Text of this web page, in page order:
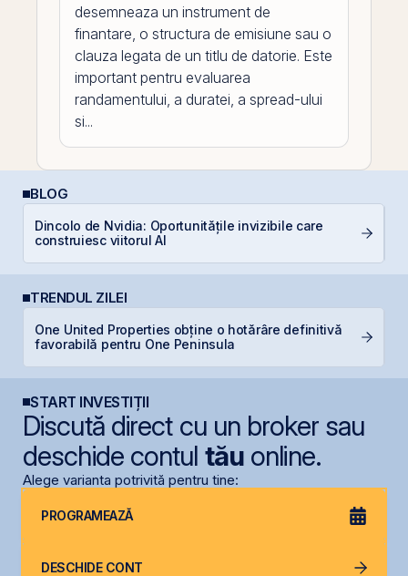
desemneaza un instrument de
finantare, o structura de emisiune sau o
clauza legata de un titlu de datorie. Este
important pentru evaluarea
randamentului, a duratei, a spread-ului
si...
BLOG
Dincolo de Nvidia: Oportunitățile invizibile care
construiesc viitorul AI
TRENDUL ZILEI
One United Properties obține o hotărâre definitivă
favorabilă pentru One Peninsula
START INVESTIȚII
Discută direct cu un broker sau
deschide contul tăuonline.
Alege varianta potrivită pentru tine:
PROGRAMEAZĂ
DESCHIDE CONT